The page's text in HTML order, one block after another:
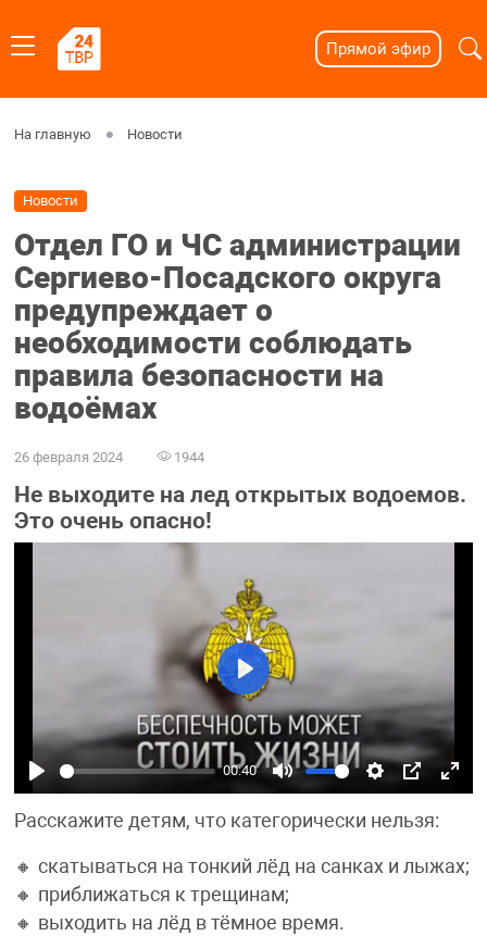
Прямой эфир
На главную Новости
Новости
Отдел ГО и ЧС администрации
Сергиево-Посадского округа
предупреждает о
необходимости соблюдать
правила безопасности на
водоёмах
26 февраля 2024 1944
Не выходите на лед открытых водоемов.
Это очень опасно!
Play
00:40
Mute Settings
PIP
Enter
Play
Расскажите детям, что категорически нельзя:
🔸 скатываться на тонкий лёд на санках и лыжах;
🔸 приближаться к трещинам;
🔸 выходить на лёд в тёмное время.